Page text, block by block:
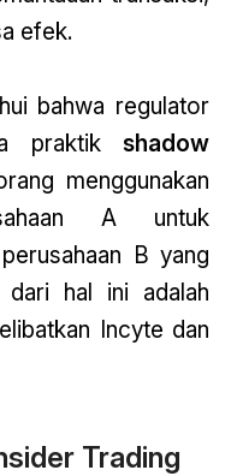
efek.
bahwa regulator
praktik shadow
menggunakan
A untuk
B yang
dari hal ini adalah
Incyte dan
Trading